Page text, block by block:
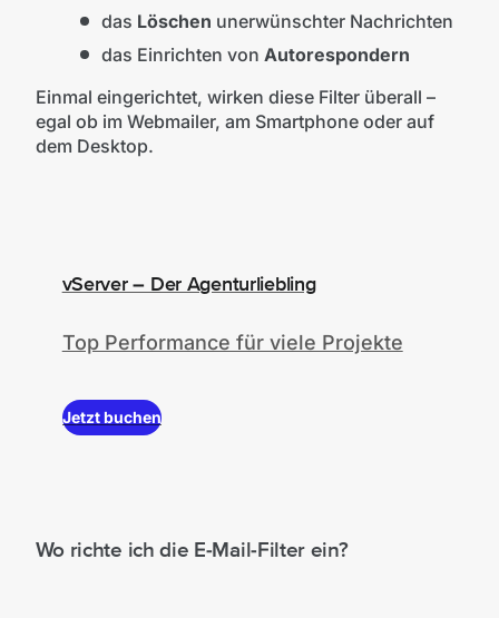
das Löschen unerwünschter Nachrichten
das Einrichten von Autorespondern
Einmal eingerichtet, wirken diese Filter überall –
egal ob im Webmailer, am Smartphone oder auf
dem Desktop.
vServer – Der Agenturliebling
Top Performance für viele Projekte
Jetzt buchen
Wo richte ich die E-Mail-Filter ein?